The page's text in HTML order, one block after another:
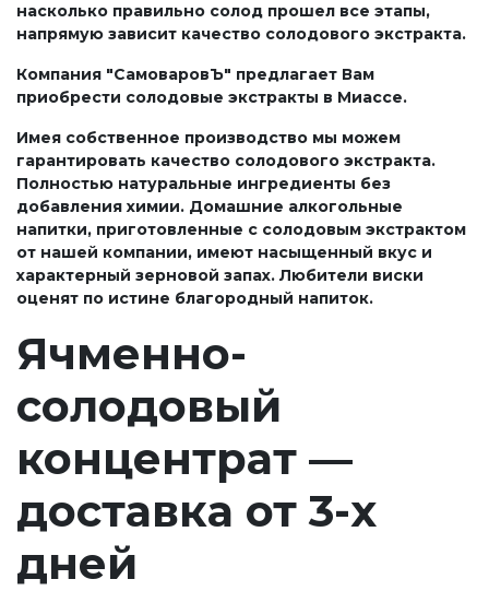
насколько правильно солод прошел все этапы,
напрямую зависит качество солодового экстракта.
Компания "СамоваровЪ" предлагает Вам
приобрести солодовые экстракты в Миассе.
Имея собственное производство мы можем
гарантировать качество солодового экстракта.
Полностью натуральные ингредиенты без
добавления химии. Домашние алкогольные
напитки, приготовленные с солодовым экстрактом
от нашей компании, имеют насыщенный вкус и
характерный зерновой запах. Любители виски
оценят по истине благородный напиток.
Ячменно-
солодовый
концентрат —
доставка от 3-х
дней